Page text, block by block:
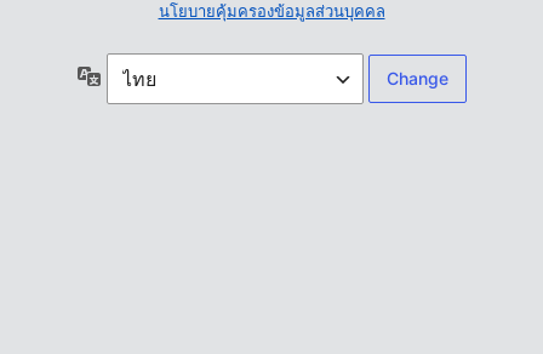
นโยบายคุ้มครองข้อมูลส่วนบุคคล
ภาษา